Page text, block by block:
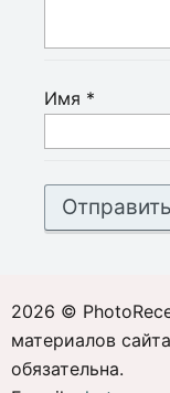
Имя *
2026 ©
материалов
обязательна.